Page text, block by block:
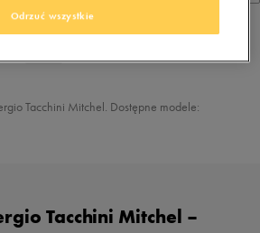
Tacchini Mitchel. Dostępne modele:
Tacchini Mitchel –
Odrzuć wszystkie